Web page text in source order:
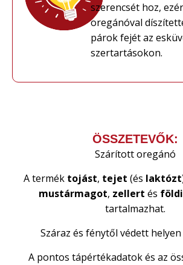
szerencsét hoz,
oregánóval
párok fejét az
szertartásokon.
ÖSSZETEVŐK:
Szárított oregánó
A termék tojást, tejet (és laktózt
mustármagot, zellert és
tartalmazhat.
Száraz és fénytől védett
A pontos tápértékadatok és az